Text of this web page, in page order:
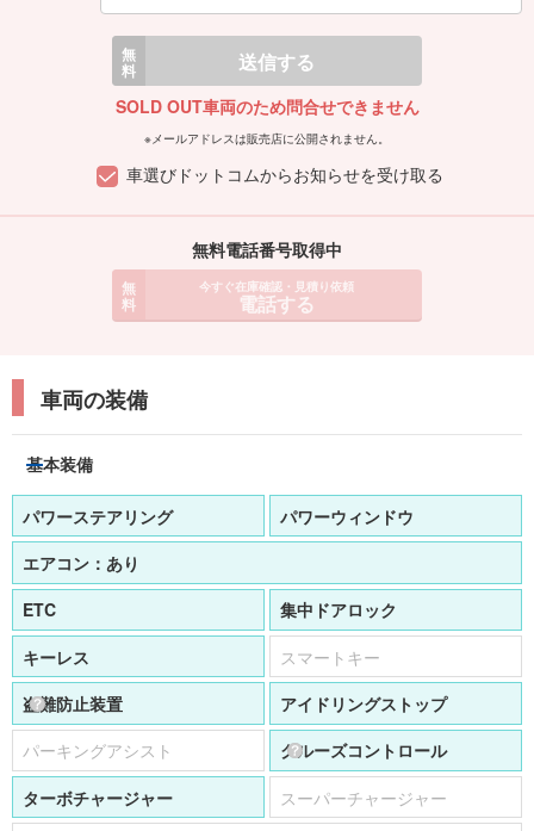
無
料 送信する
SOLD OUT車両のため問合せできません
※メールアドレスは販売店に公開されません。
車選びドットコムからお知らせを受け取る
無料電話番号取得中
無
料
今すぐ在庫確認・見積り依頼
電話する
車両の装備
基本装備
パワーステアリング
パワーウィンドウ
エアコン： あり
ETC
集中ドアロック
キーレス
スマートキー
盗難防止装置
アイドリングストップ
パーキングアシスト
クルーズコントロール
ターボチャージャー
スーパーチャージャー